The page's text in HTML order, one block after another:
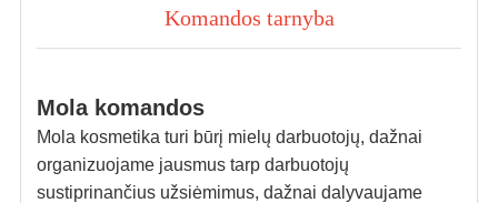
Komandos tarnyba
Mola komandos
Mola kosmetika turi būrį mielų darbuotojų, dažnai
organizuojame jausmus tarp darbuotojų
sustiprinančius užsiėmimus, dažnai dalyvaujame